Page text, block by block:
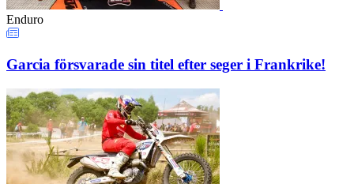
Enduro
Garcia försvarade sin titel efter seger i Frankrike!